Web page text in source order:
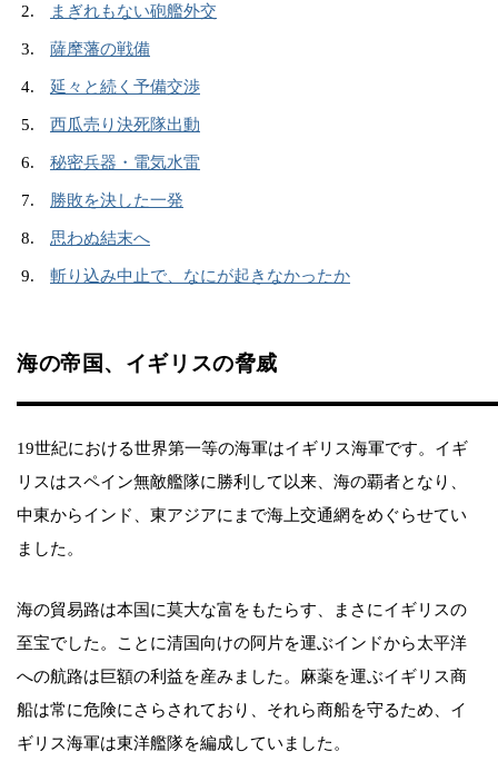
まぎれもない砲艦外交
薩摩藩の戦備
延々と続く予備交渉
西瓜売り決死隊出動
秘密兵器・電気水雷
勝敗を決した一発
思わぬ結末へ
斬り込み中止で、なにが起きなかったか
海の帝国、イギリスの脅威
19世紀における世界第一等の海軍はイギリス海軍です。イギ
リスはスペイン無敵艦隊に勝利して以来、海の覇者となり、
中東からインド、東アジアにまで海上交通網をめぐらせてい
ました。
海の貿易路は本国に莫大な富をもたらす、まさにイギリスの
至宝でした。ことに清国向けの阿片を運ぶインドから太平洋
への航路は巨額の利益を産みました。麻薬を運ぶイギリス商
船は常に危険にさらされており、それら商船を守るため、イ
ギリス海軍は東洋艦隊を編成していました。